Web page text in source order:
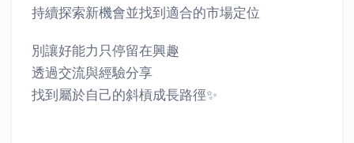
持續探索新機會並找到適合的市場定位
別讓好能力只停留在興趣
透過交流與經驗分享
找到屬於自己的斜槓成長路徑✨